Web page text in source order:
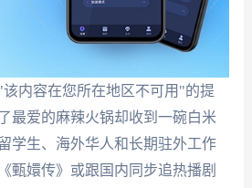
内容在您所在地区不可用"的提
最爱的麻辣火锅却收到一碗白米
生、海外华人和长期驻外工作
甄嬛传》或跟国内同步追热播剧